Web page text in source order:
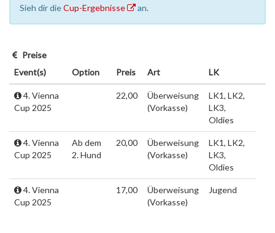
Sieh dir dieCup-Ergebnisse an.
Preise
Event(s)
Option Preis Art LK
4. Vienna
Cup 2025
22,00
Überweisung
(Vorkasse)
LK1, LK2,
LK3,
Oldies
4. Vienna
Cup 2025
Ab dem
2. Hund
20,00
Überweisung
(Vorkasse)
LK1, LK2,
LK3,
Oldies
4. Vienna
Cup 2025
17,00
Überweisung
(Vorkasse)
Jugend